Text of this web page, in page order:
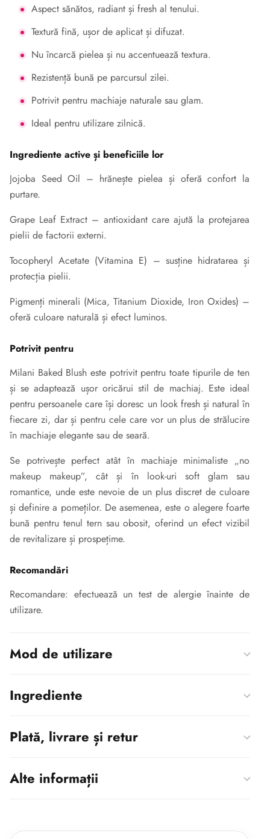
Aspect sănătos, radiant și fresh al tenului.
Textură fină, ușor de aplicat și difuzat.
Nu încarcă pielea și nu accentuează textura.
Rezistență bună pe parcursul zilei.
Potrivit pentru machiaje naturale sau glam.
Ideal pentru utilizare zilnică.
Ingrediente active și beneficiile lor
Jojoba Seed Oil – hrănește pielea și oferă confort la
purtare.
Grape Leaf Extract – antioxidant care ajută la protejarea
pielii de factorii externi.
Tocopheryl Acetate (Vitamina E) – susține hidratarea și
protecția pielii.
Pigmenți minerali (Mica, Titanium Dioxide, Iron Oxides) –
oferă culoare naturală și efect luminos.
Potrivit pentru
Milani Baked Blush este potrivit pentru toate tipurile de ten
și se adaptează ușor oricărui stil de machiaj. Este ideal
pentru persoanele care își doresc un look fresh și natural în
fiecare zi, dar și pentru cele care vor un plus de strălucire
în machiaje elegante sau de seară.
Se potrivește perfect atât în machiaje minimaliste „no
makeup makeup”, cât și în look-uri soft glam sau
romantice, unde este nevoie de un plus discret de culoare
și definire a pomeților. De asemenea, este o alegere foarte
bună pentru tenul tern sau obosit, oferind un efect vizibil
de revitalizare și prospețime.
Recomandări
Recomandare: efectuează un test de alergie înainte de
utilizare.
Mod de utilizare
Ingrediente
Plată, livrare și retur
Alte informații